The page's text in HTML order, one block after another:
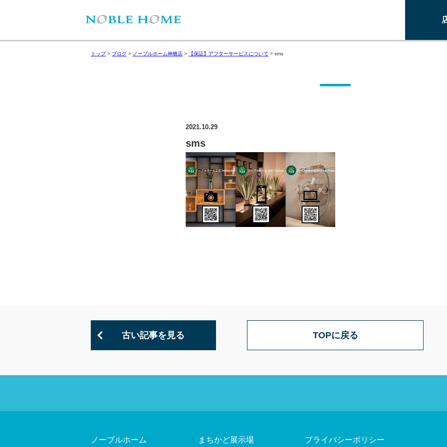
トップ> ブログ > ノーブルホーム神栖店 > 【保証】アフターサービスについて > sms
2021.10.29
sms
古い記事を見る TOPに戻る
ノーブルホーム
まちかど展示場
プライバシーポリシー